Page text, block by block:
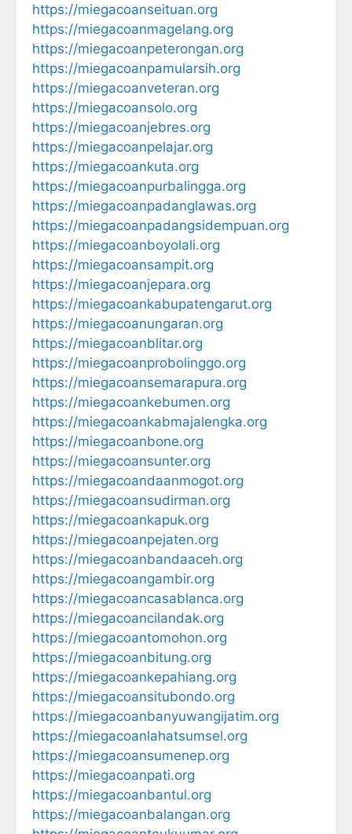
https://miegacoanseituan.org
https://miegacoanmagelang.org
https://miegacoanpeterongan.org
https://miegacoanpamularsih.org
https://miegacoanveteran.org
https://miegacoansolo.org
https://miegacoanjebres.org
https://miegacoanpelajar.org
https://miegacoankuta.org
https://miegacoanpurbalingga.org
https://miegacoanpadanglawas.org
https://miegacoanpadangsidempuan.org
https://miegacoanboyolali.org
https://miegacoansampit.org
https://miegacoanjepara.org
https://miegacoankabupatengarut.org
https://miegacoanungaran.org
https://miegacoanblitar.org
https://miegacoanprobolinggo.org
https://miegacoansemarapura.org
https://miegacoankebumen.org
https://miegacoankabmajalengka.org
https://miegacoanbone.org
https://miegacoansunter.org
https://miegacoandaanmogot.org
https://miegacoansudirman.org
https://miegacoankapuk.org
https://miegacoanpejaten.org
https://miegacoanbandaaceh.org
https://miegacoangambir.org
https://miegacoancasablanca.org
https://miegacoancilandak.org
https://miegacoantomohon.org
https://miegacoanbitung.org
https://miegacoankepahiang.org
https://miegacoansitubondo.org
https://miegacoanbanyuwangijatim.org
https://miegacoanlahatsumsel.org
https://miegacoansumenep.org
https://miegacoanpati.org
https://miegacoanbantul.org
https://miegacoanbalangan.org